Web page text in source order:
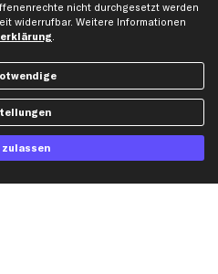
nicht durchgesetzt werden
widerrufbar. Weitere Informationen
.